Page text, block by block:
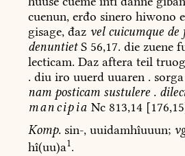
cuenun, erđo sinero hiwono
gisage,đaz vel cuicumquede
denuntietS56,17. diezuene
lecticam. Dazafterateil
. diuiro uuerduuaren. sorga
nam posticamsustulere.
mancipia Nc 813,14
Komp.sin-,uuidamhîuuun;
hî(uu)a1.